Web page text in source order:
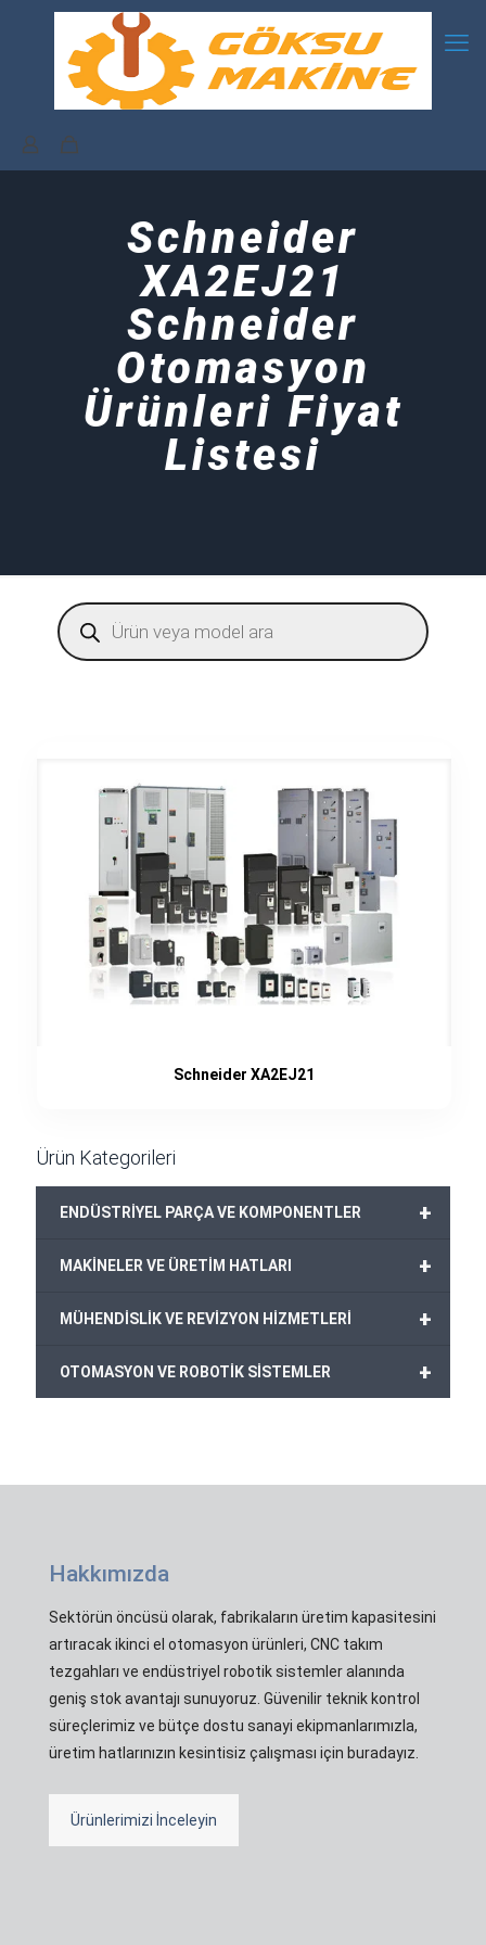
Schneider
XA2EJ21
Schneider
Otomasyon
Ürünleri Fiyat
Listesi
Products
search
Schneider XA2EJ21
Ürün Kategorileri
+
ENDÜSTRİYEL PARÇA VE KOMPONENTLER
+
MAKİNELER VE ÜRETİM HATLARI
+
MÜHENDİSLİK VE REVİZYON HİZMETLERİ
+
OTOMASYON VE ROBOTİK SİSTEMLER
Hakkımızda
Sektörün öncüsü olarak, fabrikaların üretim kapasitesini
artıracak ikinci el otomasyon ürünleri, CNC takım
tezgahları ve endüstriyel robotik sistemler alanında
geniş stok avantajı sunuyoruz. Güvenilir teknik kontrol
süreçlerimiz ve bütçe dostu sanayi ekipmanlarımızla,
üretim hatlarınızın kesintisiz çalışması için buradayız.
Ürünlerimizi İnceleyin